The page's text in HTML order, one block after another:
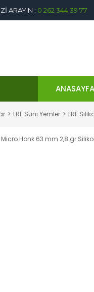
ARAYIN : 0 262 344 39 77
ANASAYFA
LRF Suni Yemler LRF